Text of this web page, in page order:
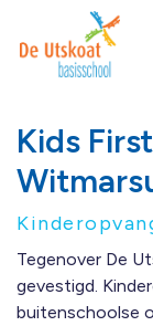
Kids
Tegenover De
gevestigd.
buitenschoolse